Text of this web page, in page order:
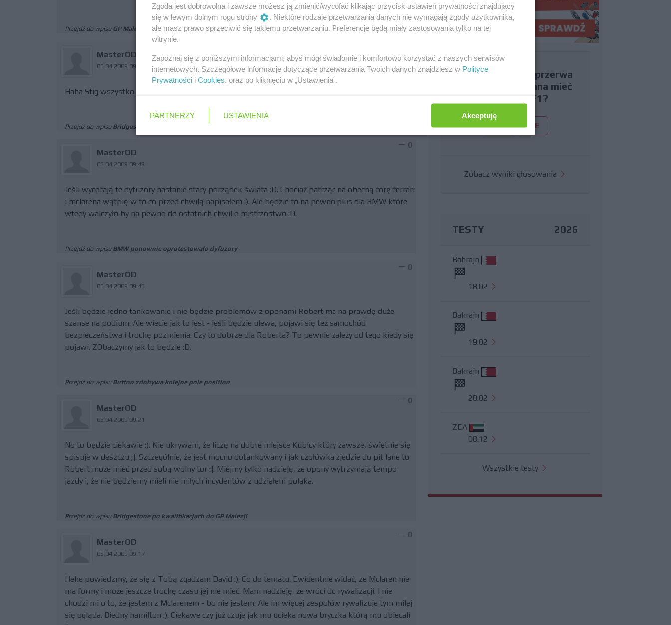
Przejdź do wpisu GP Malezji przerwane po 32 okrażeniach
MasterOD
05.04.2009 09:50
Haha Stig wszystko testuje... i jest zajebisty :D.
Przejdź do wpisu Bridgestone po kwalifikacjach do GP Malezji
MasterOD
05.04.2009 09:49
0
Jeśli wycofają te dyfuzory nastanie stary porządek świata :D. Chociaż patrząc na obecną forę ferrari
i mclarena wątpię w to co przed chwilą napisałem :). Ale będzie to na pewno plus dla BMW które
wtedy walczyło by na pewno do ostatnich chwil o mistrzostwo :D.
Przejdź do wpisu BMW ponownie oprotestowało dyfuzory
MasterOD
05.04.2009 09:45
0
Jeśli będzie jedno tankowanie i nie będzie problemów z oponami Robert ma na prawdę duże
szanse na podium. Ale wiecie jak to jest - jeśli będzie ulewa, pojawi się też samochód
bezpieczeństwa i trochę pozmienia. Czy to dobrze dla Roberta? To pewnie zależy od tego kiedy się
pojawi. ZObaczymy jak to będzie :D.
Przejdź do wpisu Button zdobywa kolejne pole position
MasterOD
05.04.2009 09:21
0
No to będzie ciekawie :). Nie ukrywam, że liczę na dobre miejsce Kubicy który zawsze, świetnie się
spisuje w deszczu ;]. Szczególnie, że jest mocno dotankowany i jak czołówka zjedzie do pit lane to
Robert może mieć przed sobą wolny tor :]. Miejmy tylko nadzieję, że opony wytrzymają tempo
jazdy i, że nie będziemy mieli nie miłych incydentów z udziałem polaka.
Przejdź do wpisu Bridgestone po kwalifikacjach do GP Malezji
MasterOD
05.04.2009 09:17
0
Hehe powiedzmy, że się z Tobą zgadzam David :). Co do tematu. Ewidentnie widać, ze Mclaren nie
ma formy i może jeszcze trochę czasu jej nie mieć. Mam nadzieję, że wróci do rywalizacji. I nie
chodzi mi o to, że jestem z Mclarenem - bo nie jestem. Ale im więcej zespołów rywalizuje tym milej
się ogląda. Biedny hamilton :). Ciekawe czy już czuje jak mu ucieka nowa bryczka którą mu obiecali
Czy uważasz, że przerwa
wakacyjna powinna mieć
miejsce w F1?
TAK NIE
Zobacz wyniki głosowania
TESTY 2026
Bahrajn
18.02
Bahrajn
19.02
Bahrajn
20.02
ZEA
08.12
Wszystkie testy
Zgoda jest dobrowolna i zawsze możesz ją zmienić/wycofać klikając przycisk ustawień prywatności znajdujący
się w lewym dolnym rogu strony
. Niektóre rodzaje przetwarzania danych nie wymagają zgody użytkownika,
ale masz prawo sprzeciwić się takiemu przetwarzaniu. Preferencje będą miały zastosowania tylko na tej
witrynie.
Zapoznaj się z poniższymi informacjami, abyś mógł świadomie i komfortowo korzystać z naszych serwisów
internetowych. Szczegółowe informacje dotyczące przetwarzania Twoich danych znajdziesz w Polityce
Prywatności i Cookies. oraz po kliknięciu w „Ustawienia”.
PARTNERZY USTAWIENIA Akceptuję